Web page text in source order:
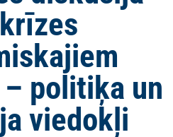
politiķa un
viedokļi